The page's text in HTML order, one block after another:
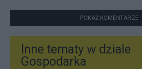
POKAŻ KOMENTARZE
Inne tematy w dziale
Gospodarka